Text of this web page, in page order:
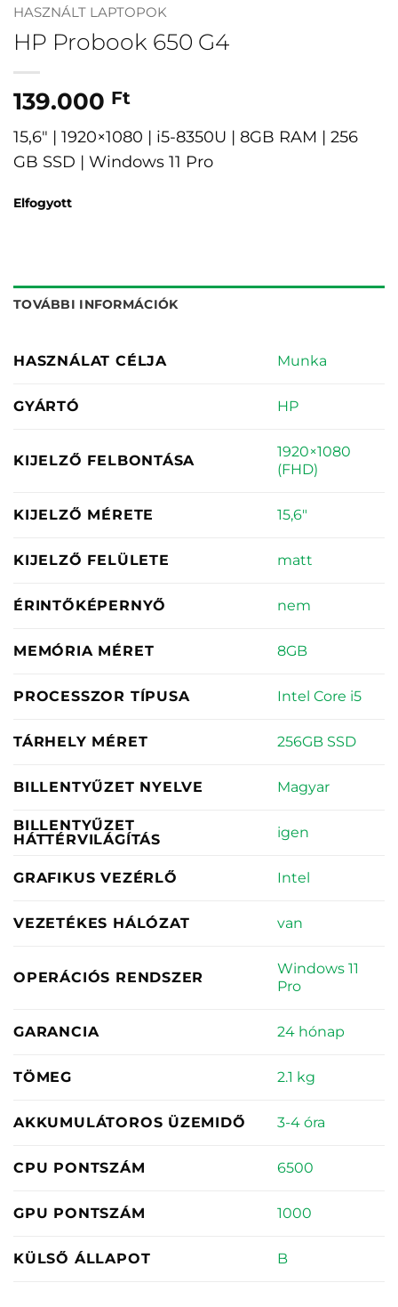
HASZNÁLT LAPTOPOK
HP Probook 650 G4
139.000 Ft
15,6″ | 1920×1080 | i5-8350U | 8GB RAM | 256
GB SSD | Windows 11 Pro
Elfogyott
TOVÁBBI INFORMÁCIÓK
HASZNÁLAT CÉLJA Munka
GYÁRTÓ HP
KIJELZŐ FELBONTÁSA
1920×1080
(FHD)
KIJELZŐ MÉRETE 15,6"
KIJELZŐ FELÜLETE matt
ÉRINTŐKÉPERNYŐ nem
MEMÓRIA MÉRET 8GB
PROCESSZOR TÍPUSA Intel Core i5
TÁRHELY MÉRET 256GB SSD
BILLENTYŰZET NYELVE Magyar
BILLENTYŰZET
HÁTTÉRVILÁGÍTÁS
igen
GRAFIKUS VEZÉRLŐ Intel
VEZETÉKES HÁLÓZAT van
OPERÁCIÓS RENDSZER
Windows 11
Pro
GARANCIA 24 hónap
TÖMEG 2.1 kg
AKKUMULÁTOROS ÜZEMIDŐ 3-4 óra
CPU PONTSZÁM 6500
GPU PONTSZÁM 1000
KÜLSŐ ÁLLAPOT B